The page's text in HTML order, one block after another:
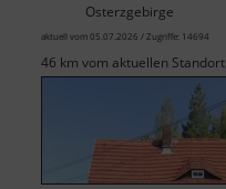
Osterzgebirge
aktuell vom 05.07.2026 / Zugriffe: 14694
46 km vom aktuellen Standort